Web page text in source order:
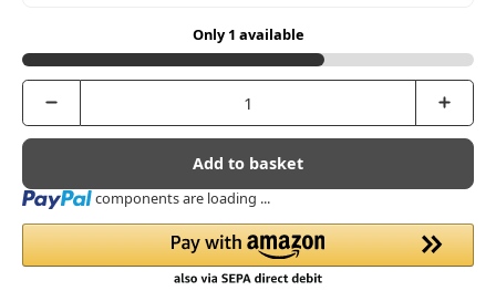
Only 1 available
Add to basket
Loading... components are loading ...